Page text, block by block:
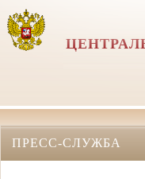
ПРЕСС-СЛУЖБА